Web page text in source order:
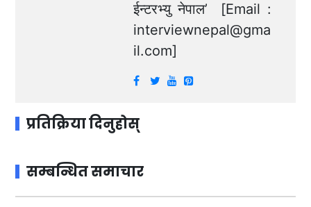
ईन्टरभ्यु नेपाल’ [Email :
interviewnepal@gma
il.com]
प्रतिक्रिया दिनुहोस्
सम्बन्धित समाचार